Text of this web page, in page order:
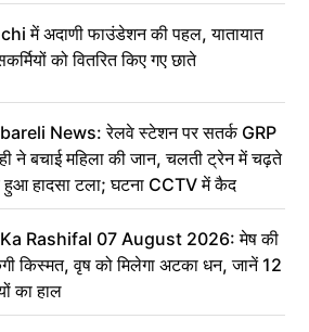
में अदाणी फाउंडेशन की पहल, यातायात
को वितरित किए गए छाते
News: रेलवे स्टेशन पर सतर्क GRP
ने बचाई महिला की जान, चलती ट्रेन में चढ़ते
हादसा टला; घटना CCTV में कैद
Rashifal 07 August 2026: मेष की
किस्मत, वृष को मिलेगा अटका धन, जानें 12
का हाल